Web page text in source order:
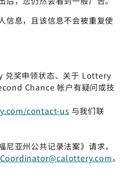
信息，且该信息不会被重复使
兑奖申领状态、关于 Lottery
Chance 帐户有疑问或技
contact-us 与我们联
亚州公共记录法案》请求，
。